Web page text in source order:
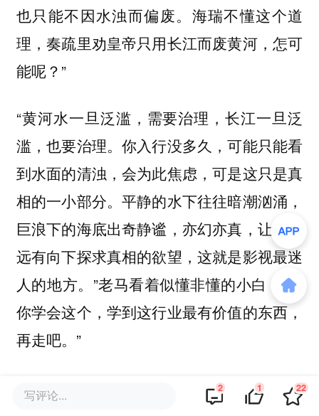
也只能不因水浊而偏废。海瑞不懂这个道
理，奏疏里劝皇帝只用长江而废黄河，怎可
能呢？”
“黄河水一旦泛滥，需要治理，长江一旦泛
滥，也要治理。你入行没多久，可能只能看
到水面的清浊，会为此焦虑，可是这只是真
相的一小部分。平静的水下往往暗潮汹涌，
巨浪下的海底出奇静谧，亦幻亦真，让人永
远有向下探求真相的欲望，这就是影视最迷
人的地方。”老马看着似懂非懂的小白，“等
你学会这个，学到这行业最有价值的东西，
再走吧。”
拍完戏，导演大龙拍着小白肩膀说，“当时
写评论... 2 1 22